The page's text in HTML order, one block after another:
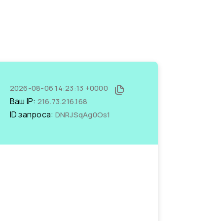
2026-08-06 14:23:13 +0000
Ваш IP: 216.73.216.168
ID запроса: DNRJSqAg0Os1